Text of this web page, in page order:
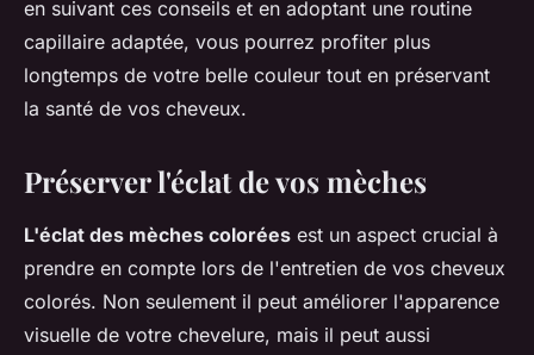
en suivant ces conseils et en adoptant une routine
capillaire adaptée, vous pourrez profiter plus
longtemps de votre belle couleur tout en préservant
la santé de vos cheveux.
Préserver l'éclat de vos mèches
L'éclat des mèches colorées est un aspect crucial à
prendre en compte lors de l'entretien de vos cheveux
colorés. Non seulement il peut améliorer l'apparence
visuelle de votre chevelure, mais il peut aussi